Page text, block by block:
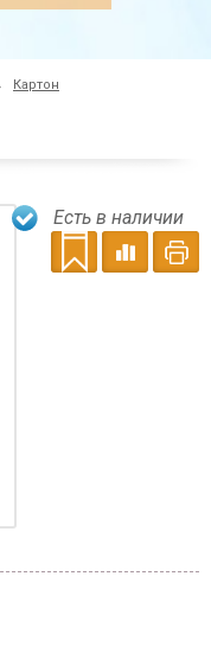
Картон
Есть в наличии